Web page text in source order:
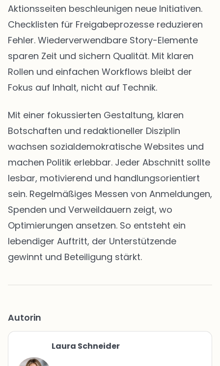
Aktionsseiten beschleunigen neue Initiativen.
Checklisten für Freigabeprozesse reduzieren
Fehler. Wiederverwendbare Story-Elemente
sparen Zeit und sichern Qualität. Mit klaren
Rollen und einfachen Workflows bleibt der
Fokus auf Inhalt, nicht auf Technik.
Mit einer fokussierten Gestaltung, klaren
Botschaften und redaktioneller Disziplin
wachsen sozialdemokratische Websites und
machen Politik erlebbar. Jeder Abschnitt sollte
lesbar, motivierend und handlungsorientiert
sein. Regelmäßiges Messen von Anmeldungen,
Spenden und Verweildauern zeigt, wo
Optimierungen ansetzen. So entsteht ein
lebendiger Auftritt, der Unterstützende
gewinnt und Beteiligung stärkt.
Autorin
Laura Schneider